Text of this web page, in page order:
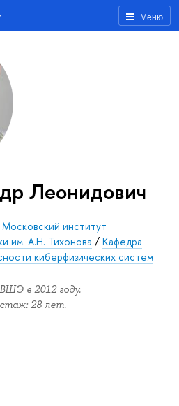
Меню
Леонидович
Московский институт
им. А.Н. Тихонова / Кафедра
киберфизических систем
в 2012 году.
28 лет.